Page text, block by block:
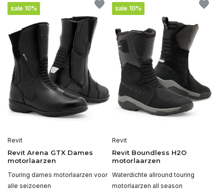
sale 10%
Revit
Revit Arena GTX Dames
motorlaarzen
Touring dames motorlaarzen voor
alle seizoenen
sale 10%
Revit
Revit Boundless H2O
motorlaarzen
Waterdichte allround touring
motorlaarzen all season